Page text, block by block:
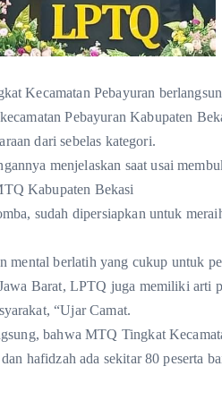
Kecamatan Pebayuran
Pebayuran Kabupaten
dari sebelas kategori.
menjelaskan saat usai
Kabupaten Bekasi
sudah dipersiapkan untuk
mental berlatih yang cukup untuk
Barat, LPTQ juga memiliki arti
“Ujar Camat.
bahwa MTQ Tingkat
hafidzah ada sekitar 80 peserta